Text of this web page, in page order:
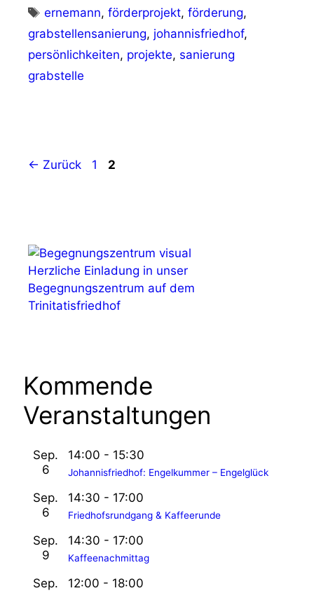
Schlagwörter
ernemann,förderprojekt,förderung,
grabstellensanierung, johannisfriedhof,
persönlichkeiten, projekte, sanierung
grabstelle
← Zurück Seite
1 Seite
2
Herzliche Einladung in unser
Begegnungszentrum auf dem
Trinitatisfriedhof
Kommende
Veranstaltungen
Sep.
6
14:00 - 15:30
Johannisfriedhof: Engelkummer – Engelglück
Sep.
6
14:30 - 17:00
Friedhofsrundgang & Kaffeerunde
Sep.
9
14:30 - 17:00
Kaffeenachmittag
Sep.
12:00 - 18:00